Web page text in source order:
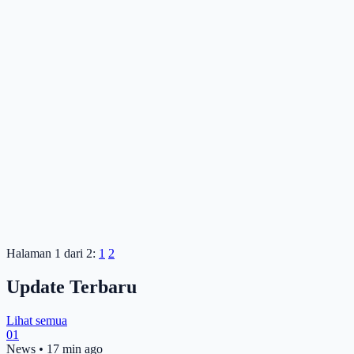
Halaman 1 dari 2: 1 2
Update Terbaru
Lihat semua
01
News • 17 min ago